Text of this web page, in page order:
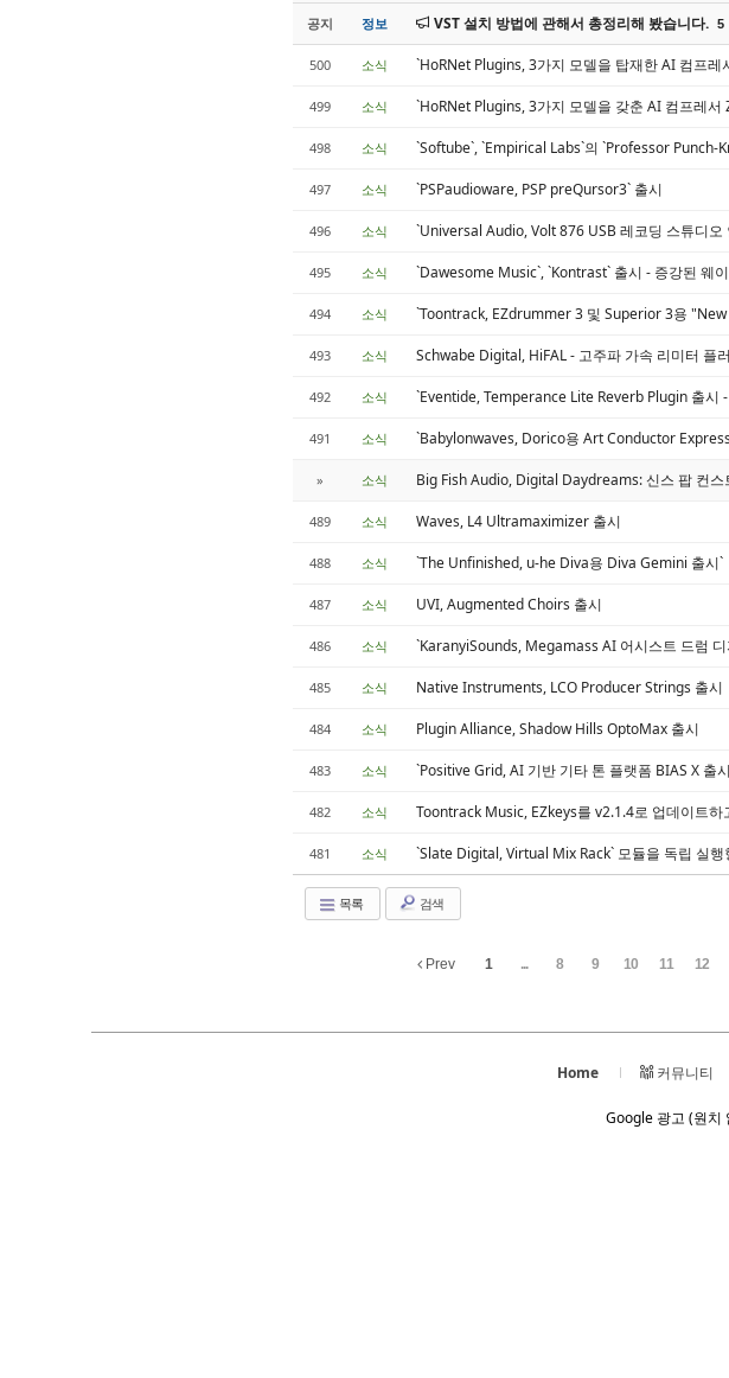
공지 정보 VST 설치 방법에 관해서 총정리해 봤습니다. 5
500 소식 `HoRNet Plugins, 3가지 모델을 탑재한 AI 컴프레
499 소식 `HoRNet Plugins, 3가지 모델을 갖춘 AI 컴프레서
498 소식 `Softube`, `Empirical Labs`의 `Professor Punch-
497 소식 `PSPaudioware, PSP preQursor3` 출시
496 소식 `Universal Audio, Volt 876 USB 레코딩 스튜디오
495 소식 `Dawesome Music`, `Kontrast` 출시 - 증강된 웨
494 소식 `Toontrack, EZdrummer 3 및 Superior 3용 "New
493 소식 Schwabe Digital, HiFAL - 고주파 가속 리미터 플
492 소식 `Eventide, Temperance Lite Reverb Plugin 출시
491 소식 `Babylonwaves, Dorico용 Art Conductor
» 소식 Big Fish Audio, Digital Daydreams: 신스 팝 컨스
489 소식 Waves, L4 Ultramaximizer 출시
488 소식 `The Unfinished, u-he Diva용 Diva Gemini 출시`
487 소식 UVI, Augmented Choirs 출시
486 소식 `KaranyiSounds, Megamass AI 어시스트 드럼
485 소식 Native Instruments, LCO Producer Strings 출시
484 소식 Plugin Alliance, Shadow Hills OptoMax 출시
483 소식 `Positive Grid, AI 기반 기타 톤 플랫폼 BIAS X 출
482 소식 Toontrack Music, EZkeys를 v2.1.4로 업데이트
481 소식 `Slate Digital, Virtual Mix Rack` 모듈을 독립 실행
목록 검색
Prev 1 ... 8 9 10 11 12
Home 커뮤니티
Google 광고 (원치